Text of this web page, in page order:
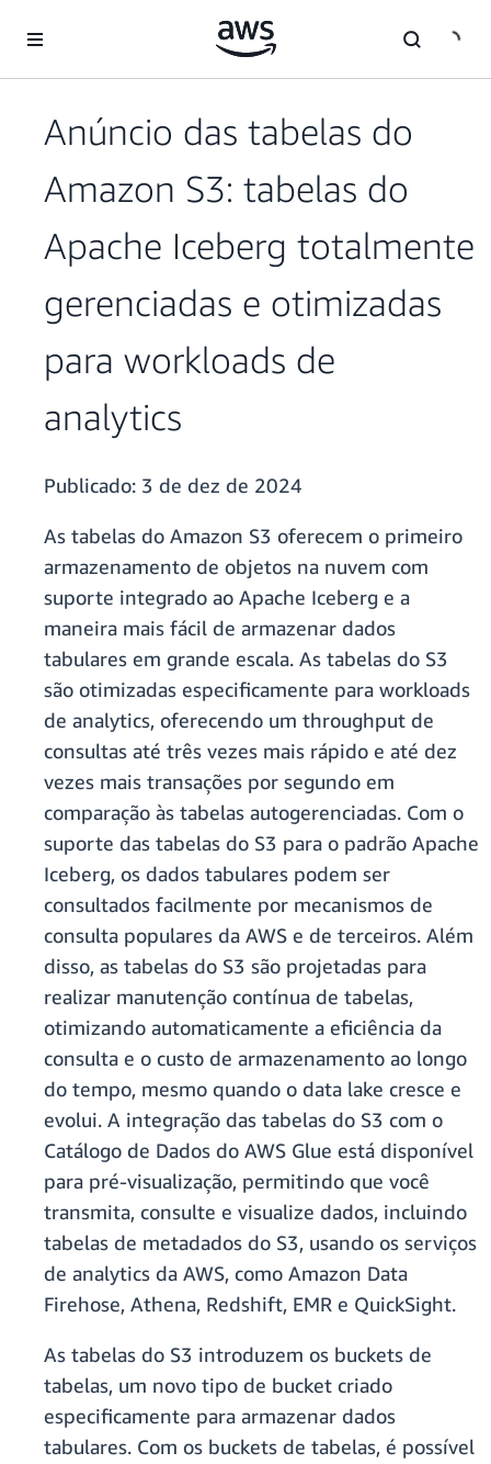
Pular para o conteúdo principal
Anúncio das tabelas do
Amazon S3: tabelas do
Apache Iceberg totalmente
gerenciadas e otimizadas
para workloads de
analytics
Publicado: 3 de dez de 2024
As tabelas do Amazon S3 oferecem o primeiro
armazenamento de objetos na nuvem com
suporte integrado ao Apache Iceberg e a
maneira mais fácil de armazenar dados
tabulares em grande escala. As tabelas do S3
são otimizadas especificamente para workloads
de analytics, oferecendo um throughput de
consultas até três vezes mais rápido e até dez
vezes mais transações por segundo em
comparação às tabelas autogerenciadas. Com o
suporte das tabelas do S3 para o padrão Apache
Iceberg, os dados tabulares podem ser
consultados facilmente por mecanismos de
consulta populares da AWS e de terceiros. Além
disso, as tabelas do S3 são projetadas para
realizar manutenção contínua de tabelas,
otimizando automaticamente a eficiência da
consulta e o custo de armazenamento ao longo
do tempo, mesmo quando o data lake cresce e
evolui. A integração das tabelas do S3 com o
Catálogo de Dados do AWS Glue está disponível
para pré-visualização, permitindo que você
transmita, consulte e visualize dados, incluindo
tabelas de metadados do S3, usando os serviços
de analytics da AWS, como Amazon Data
Firehose, Athena, Redshift, EMR e QuickSight.
As tabelas do S3 introduzem os buckets de
tabelas, um novo tipo de bucket criado
especificamente para armazenar dados
tabulares. Com os buckets de tabelas, é possível